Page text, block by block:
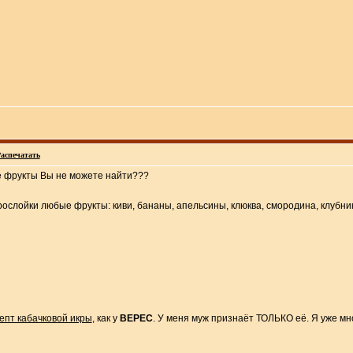
фрукты Вы не можете найти???
любые фрукты: киви, бананы, апельсины, клюква, смородина,
кабачковой икры, как у ВЕРЕС. У меня муж признаёт ТОЛЬКО её. Я уже